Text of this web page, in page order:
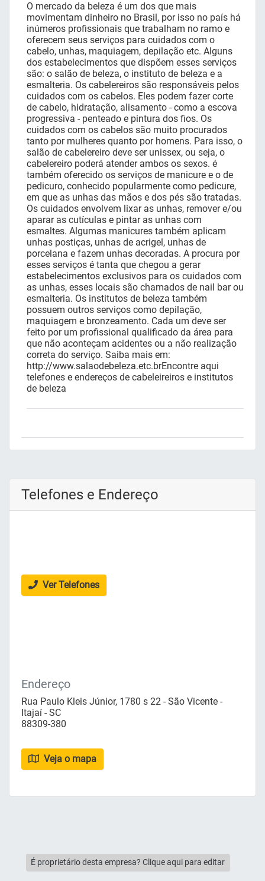
O mercado da beleza é um dos que mais
movimentam dinheiro no Brasil, por isso no país há
inúmeros profissionais que trabalham no ramo e
oferecem seus serviços para cuidados com o
cabelo, unhas, maquiagem, depilação etc. Alguns
dos estabelecimentos que dispõem esses serviços
são: o salão de beleza, o instituto de beleza e a
esmalteria. Os cabelereiros são responsáveis pelos
cuidados com os cabelos. Eles podem fazer corte
de cabelo, hidratação, alisamento - como a escova
progressiva - penteado e pintura dos fios. Os
cuidados com os cabelos são muito procurados
tanto por mulheres quanto por homens. Para isso, o
salão de cabelereiro deve ser unissex, ou seja, o
cabelereiro poderá atender ambos os sexos. é
também oferecido os serviços de manicure e o de
pedicuro, conhecido popularmente como pedicure,
em que as unhas das mãos e dos pés são tratadas.
Os cuidados envolvem lixar as unhas, remover e/ou
aparar as cutículas e pintar as unhas com
esmaltes. Algumas manicures também aplicam
unhas postiças, unhas de acrigel, unhas de
porcelana e fazem unhas decoradas. A procura por
esses serviços é tanta que chegou a gerar
estabelecimentos exclusivos para os cuidados com
as unhas, esses locais são chamados de nail bar ou
esmalteria. Os institutos de beleza também
possuem outros serviços como depilação,
maquiagem e bronzeamento. Cada um deve ser
feito por um profissional qualificado da área para
que não aconteçam acidentes ou a não realização
correta do serviço. Saiba mais em:
http://www.salaodebeleza.etc.brEncontre aqui
telefones e endereços de cabeleireiros e institutos
de beleza
Telefones e Endereço
Ver Telefones
Endereço
Rua Paulo Kleis Júnior, 1780 s 22 - São Vicente -
Itajaí - SC
88309-380
Veja o mapa
É proprietário desta empresa? Clique aqui para editar